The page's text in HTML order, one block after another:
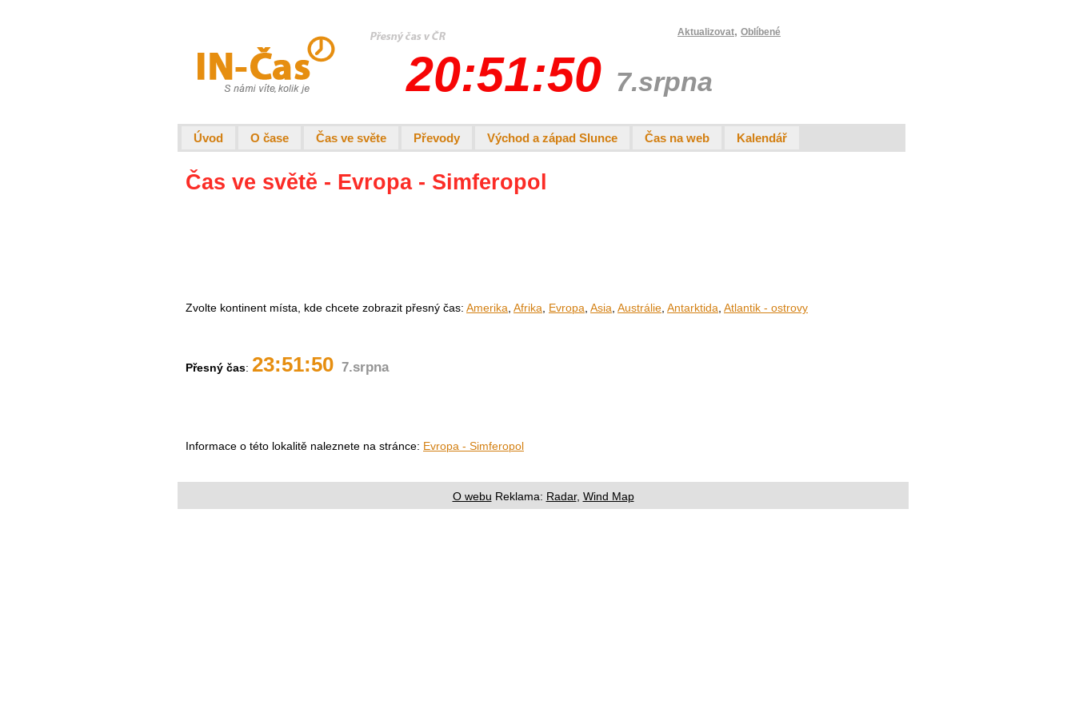
Aktualizovat, Oblíbené
20:51:50 7.srpna
Úvod O čase Čas ve světe Převody Východ a západ Slunce Čas na web Kalendář
Čas ve světě - Evropa - Simferopol
Zvolte kontinent místa, kde chcete zobrazit přesný čas: Amerika, Afrika, Evropa, Asia, Austrálie, Antarktida, Atlantik - ostrovy
Přesný čas: 23:51:50 7.srpna
Informace o této lokalitě naleznete na stránce: Evropa - Simferopol
O webu Reklama: Radar, Wind Map